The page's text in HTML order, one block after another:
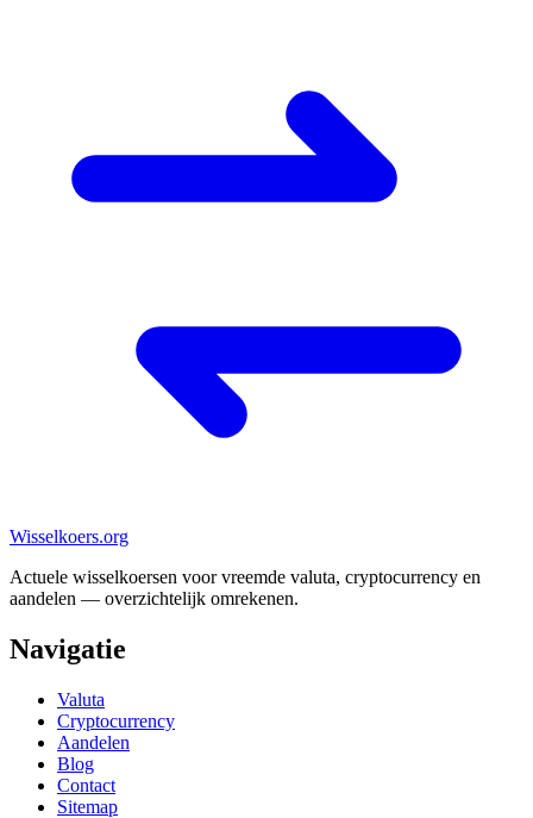
Wisselkoers.org
Actuele wisselkoersen voor vreemde valuta, cryptocurrency en
aandelen — overzichtelijk omrekenen.
Navigatie
Valuta
Cryptocurrency
Aandelen
Blog
Contact
Sitemap